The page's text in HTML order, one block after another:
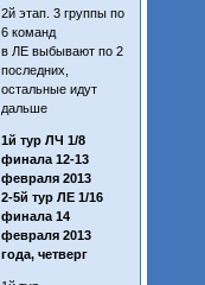
2й этап. 3 группы по
6 команд
в ЛЕ выбывают по 2
последних,
остальные идут
дальше
1й тур ЛЧ 1/8
финала 12-13
февраля 2013
2-5й тур ЛЕ 1/16
финала 14
февраля 2013
года, четверг